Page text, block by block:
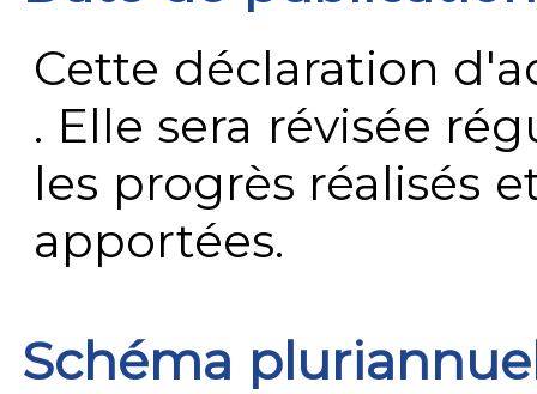
Cette déclaration
. Elle sera révisée
les progrès réalisés
apportées.
Schéma